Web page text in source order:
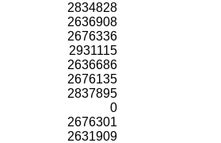
2834828
2636908
2676336
2931115
2636686
2676135
2837895
0
2676301
2631909